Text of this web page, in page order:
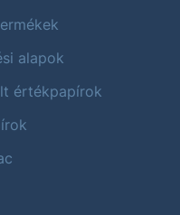
alapok
értékpapírok